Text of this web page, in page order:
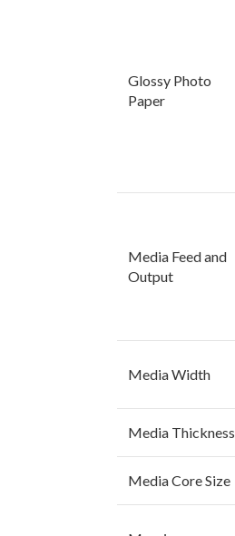
Glossy Photo
Paper
Media Feed and
Output
Media Width
Media Thickness
Media Core Size